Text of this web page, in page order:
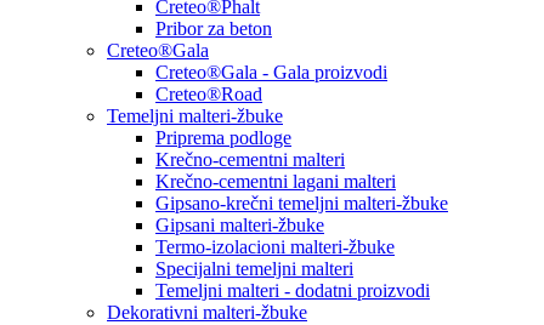
Creteo®Phalt
Pribor za beton
Creteo®Gala
Creteo®Gala - Gala proizvodi
Creteo®Road
Temeljni malteri-žbuke
Priprema podloge
Krečno-cementni malteri
Krečno-cementni lagani malteri
Gipsano-krečni temeljni malteri-žbuke
Gipsani malteri-žbuke
Termo-izolacioni malteri-žbuke
Specijalni temeljni malteri
Temeljni malteri - dodatni proizvodi
Dekorativni malteri-žbuke